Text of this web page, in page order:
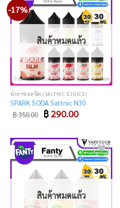
-17%
Add
to
wishlist
สินค้าหมดแล้ว
น้ำยาซอลนิค (SALTNIC EJUICE)
SPARK SODA Saltnic N30
฿350.00 Original
price
฿290.00Current
price
Add
to
wishlist
สินค้าหมดแล้ว